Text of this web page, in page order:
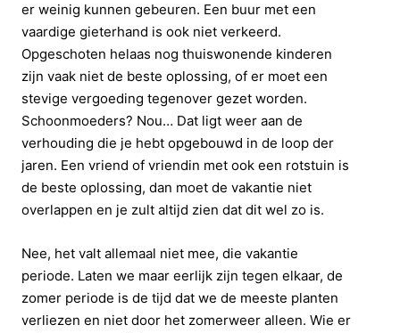
er weinig kunnen gebeuren. Een buur met een
vaardige gieterhand is ook niet verkeerd.
Opgeschoten helaas nog thuiswonende kinderen
zijn vaak niet de beste oplossing, of er moet een
stevige vergoeding tegenover gezet worden.
Schoonmoeders? Nou… Dat ligt weer aan de
verhouding die je hebt opgebouwd in de loop der
jaren. Een vriend of vriendin met ook een rotstuin is
de beste oplossing, dan moet de vakantie niet
overlappen en je zult altijd zien dat dit wel zo is.
Nee, het valt allemaal niet mee, die vakantie
periode. Laten we maar eerlijk zijn tegen elkaar, de
zomer periode is de tijd dat we de meeste planten
verliezen en niet door het zomerweer alleen. Wie er